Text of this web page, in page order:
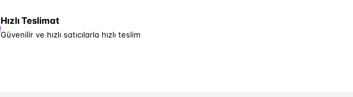
Hızlı Teslimat
Güvenilir ve hızlı satıcılarla hızlı teslim